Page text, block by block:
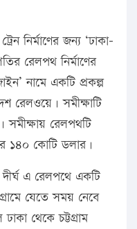
নির্মাণের জন্য ‘ঢাকা-
রেলপথ নির্মাণের
নামে একটি প্রকল্প
রেলওয়ে। সমীক্ষাটি
রেলপথটি
১৪০ কোটি ডলার।
এ রেলপথে একটি
যেতে সময় নেবে
থেকে চট্টগ্রাম